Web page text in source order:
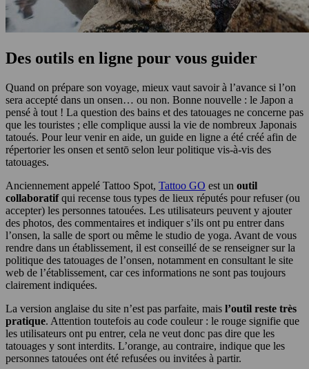
Des outils en ligne pour vous guider
Quand on prépare son voyage, mieux vaut savoir à l’avance si l’on
sera accepté dans un onsen… ou non. Bonne nouvelle : le Japon a
pensé à tout ! La question des bains et des tatouages ne concerne pas
que les touristes ; elle complique aussi la vie de nombreux Japonais
tatoués. Pour leur venir en aide, un guide en ligne a été créé afin de
répertorier les onsen et sentō selon leur politique vis-à-vis des
tatouages.
Anciennement appelé Tattoo Spot, Tattoo GO est un outil
collaboratifqui recense tous types de lieux réputés pour refuser (ou
accepter) les personnes tatouées. Les utilisateurs peuvent y ajouter
des photos, des commentaires et indiquer s’ils ont pu entrer dans
l’onsen, la salle de sport ou même le studio de yoga. Avant de vous
rendre dans un établissement, il est conseillé de se renseigner sur la
politique des tatouages de l’onsen, notamment en consultant le site
web de l’établissement, car ces informations ne sont pas toujours
clairement indiquées.
La version anglaise du site n’est pas parfaite, mais l’outil reste très
pratique. Attention toutefois au code couleur : le rouge signifie que
les utilisateurs ont pu entrer, cela ne veut donc pas dire que les
tatouages y sont interdits. L’orange, au contraire, indique que les
personnes tatouées ont été refusées ou invitées à partir.